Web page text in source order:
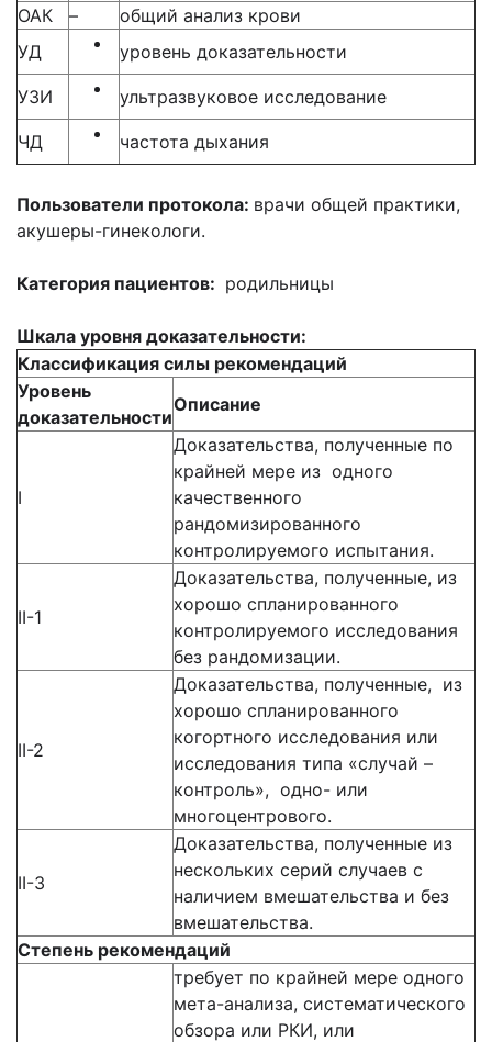
ОАК
–
общий анализ крови
УД
уровень доказательности
УЗИ ультразвуковое исследование
ЧД частота дыхания
Пользователи протокола: врачи общей практики,
акушеры-гинекологи.
Категория пациентов: родильницы
Шкала уровня доказательности:
Классификация силы рекомендаций
Уровень
доказательности
Описание
I
Доказательства, полученные по
крайней мере из одного
качественного
рандомизированного
контролируемого испытания.
II-1
Доказательства, полученные, из
хорошо спланированного
контролируемого исследования
без рандомизации.
II-2
Доказательства, полученные, из
хорошо спланированного
когортного исследования или
исследования типа «случай –
контроль», одно- или
многоцентрового.
II-3
Доказательства, полученные из
нескольких серий случаев с
наличием вмешательства и без
вмешательства.
Степень рекомендаций
требует по крайней мере одного
мета-анализа, систематического
обзора или РКИ, или